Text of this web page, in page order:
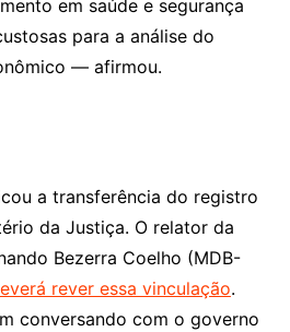
em saúde e segurança
para a análise do
— afirmou.
a transferência do registro
da Justiça. O relator da
Bezerra Coelho (MDB-
rever essa vinculação.
conversando com o governo